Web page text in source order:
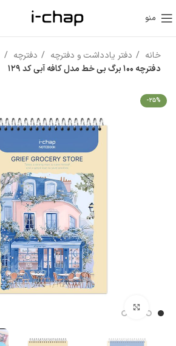
منو
خانه دفتر یادداشت و دفترچه
دفترچه
دفترچه 100 برگ بی خط مدل کافه آبی کد 129
-25%
بزرگنمایی تصویر